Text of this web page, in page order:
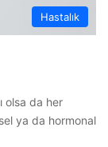
Hastalık
olsa da her
ya da hormonal